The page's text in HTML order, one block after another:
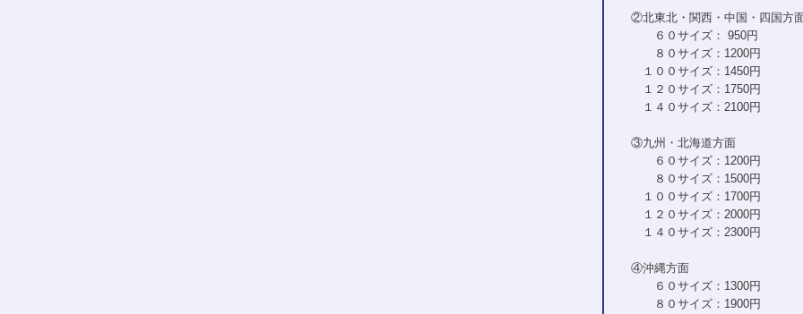
②北東北・関西・中国・四国方
６０サイズ： 950円
８０サイズ：1200円
１００サイズ：1450円
１２０サイズ：1750円
１４０サイズ：2100円
③九州・北海道方面
６０サイズ：1200円
８０サイズ：1500円
１００サイズ：1700円
１２０サイズ：2000円
１４０サイズ：2300円
④沖縄方面
６０サイズ：1300円
８０サイズ：1900円